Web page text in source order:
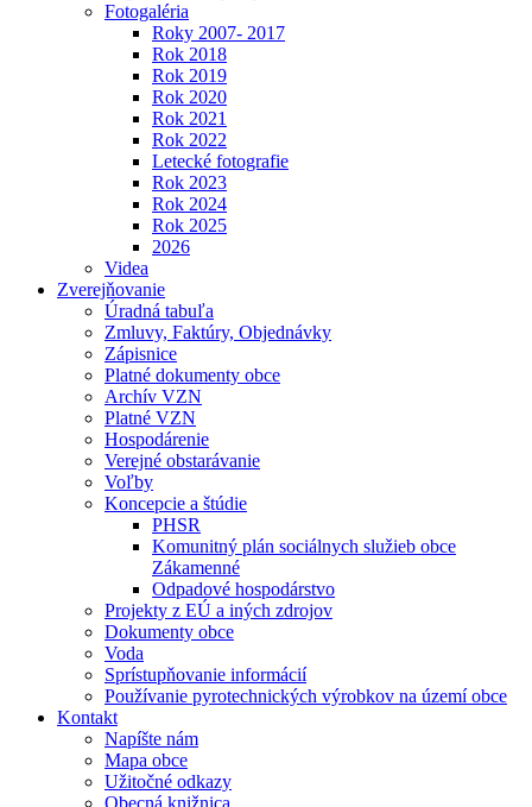
Fotogaléria
Roky 2007- 2017
Rok 2018
Rok 2019
Rok 2020
Rok 2021
Rok 2022
Letecké fotografie
Rok 2023
Rok 2024
Rok 2025
2026
Videa
Zverejňovanie
Úradná tabuľa
Zmluvy, Faktúry, Objednávky
Zápisnice
Platné dokumenty obce
Archív VZN
Platné VZN
Hospodárenie
Verejné obstarávanie
Voľby
Koncepcie a štúdie
PHSR
Komunitný plán sociálnych služieb obce
Zákamenné
Odpadové hospodárstvo
Projekty z EÚ a iných zdrojov
Dokumenty obce
Voda
Sprístupňovanie informácií
Používanie pyrotechnických výrobkov na území obce
Kontakt
Napíšte nám
Mapa obce
Užitočné odkazy
Obecná knižnica